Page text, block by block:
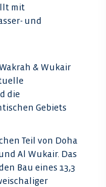
mit
und
& Wukair
die
Gebiets
Teil von Doha
Al Wukair. Das
Bau eines 13,3